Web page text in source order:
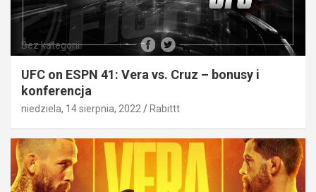
Bez kategorii
UFC on ESPN 41: Vera vs. Cruz – bonusy i
konferencja
niedziela, 14 sierpnia, 2022 Rabittt